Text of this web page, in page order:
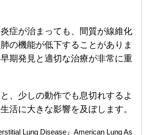
症が治まっても、間質が線維化
の機能が低下することがありま
期発見と適切な治療が非常に重
、少しの動作でも息切れするよ
活に大きな影響を及ぼします。
Lung Disease』American Lung As